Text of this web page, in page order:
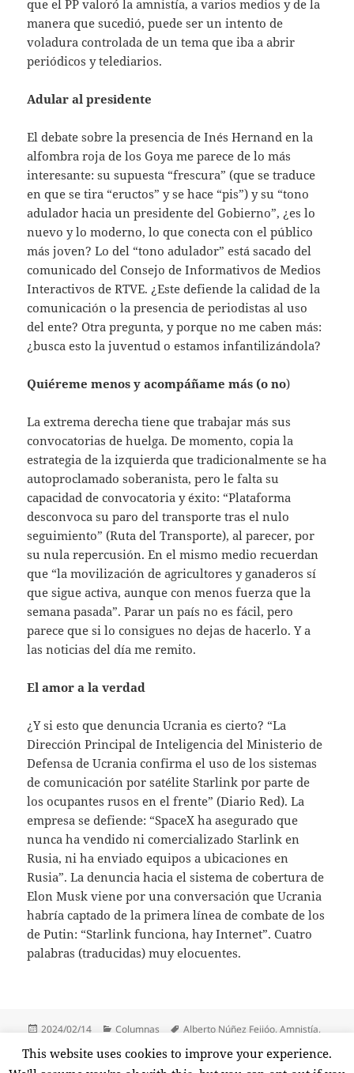
que el PP valoró la amnistía, a varios medios y de la
manera que sucedió, puede ser un intento de
voladura controlada de un tema que iba a abrir
periódicos y telediarios.
Adular al presidente
El debate sobre la presencia de Inés Hernand en la
alfombra roja de los Goya me parece de lo más
interesante: su supuesta “frescura” (que se traduce
en que se tira “eructos” y se hace “pis”) y su “tono
adulador hacia un presidente del Gobierno”, ¿es lo
nuevo y lo moderno, lo que conecta con el público
más joven? Lo del “tono adulador” está sacado del
comunicado del Consejo de Informativos de Medios
Interactivos de RTVE. ¿Este defiende la calidad de la
comunicación o la presencia de periodistas al uso
del ente? Otra pregunta, y porque no me caben más:
¿busca esto la juventud o estamos infantilizándola?
Quiéreme menos y acompáñame más (o no)
La extrema derecha tiene que trabajar más sus
convocatorias de huelga. De momento, copia la
estrategia de la izquierda que tradicionalmente se ha
autoproclamado soberanista, pero le falta su
capacidad de convocatoria y éxito: “Plataforma
desconvoca su paro del transporte tras el nulo
seguimiento” (Ruta del Transporte), al parecer, por
su nula repercusión. En el mismo medio recuerdan
que “la movilización de agricultores y ganaderos sí
que sigue activa, aunque con menos fuerza que la
semana pasada”. Parar un país no es fácil, pero
parece que si lo consigues no dejas de hacerlo. Y a
las noticias del día me remito.
El amor a la verdad
¿Y si esto que denuncia Ucrania es cierto? “La
Dirección Principal de Inteligencia del Ministerio de
Defensa de Ucrania confirma el uso de los sistemas
de comunicación por satélite Starlink por parte de
los ocupantes rusos en el frente” (Diario Red). La
empresa se defiende: “SpaceX ha asegurado que
nunca ha vendido ni comercializado Starlink en
Rusia, ni ha enviado equipos a ubicaciones en
Rusia”. La denuncia hacia el sistema de cobertura de
Elon Musk viene por una conversación que Ucrania
habría captado de la primera línea de combate de los
de Putin: “Starlink funciona, hay Internet”. Cuatro
palabras (traducidas) muy elocuentes.
Publicado
2024/02/14 Categorías
Columnas Etiquetas
Alberto Núñez Feijóo,Amnistía,
del Transporte, SpaceX,Starlink, Ucrania,X
This website uses cookies to improve your experience.